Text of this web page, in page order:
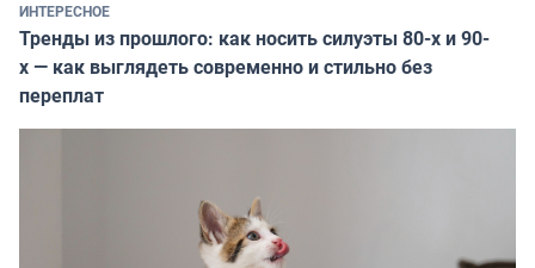
ИНТЕРЕСНОЕ
Тренды из прошлого: как носить силуэты 80-х и 90-
х — как выглядеть современно и стильно без
переплат